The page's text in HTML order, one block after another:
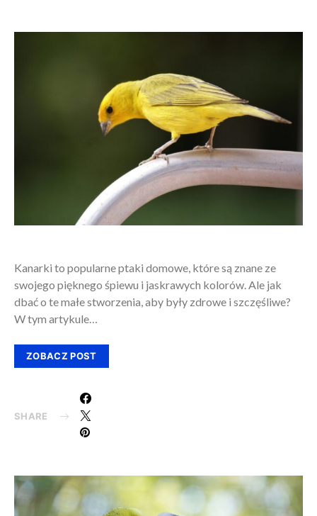
Kanarki to popularne ptaki domowe, które są znane ze
swojego pięknego śpiewu i jaskrawych kolorów. Ale jak
dbać o te małe stworzenia, aby były zdrowe i szczęśliwe?
W tym artykule…
ZOBACZ POST
SHARE